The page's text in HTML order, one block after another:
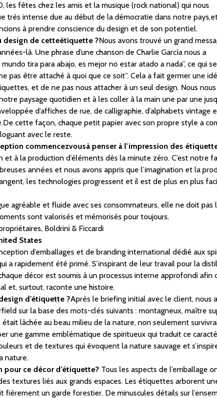
les fêtes chez les amis et la musique (rock national) qui nous
très intense due au début de la démocratie dans notre
à prendre conscience du design et de son potentiel.
design de cetteétiquette ?Nous avons trouvé un grand
là. Une phrase d’une chanson de Charlie García nous a
tira para abajo, es mejor no estar atado a nada”, ce qui
pas être attaché à quoi que ce soit”. Cela a fait germer une
et de ne pas nous attacher à un seul design. Nous
paysage quotidien et à les coller à la main une par une
d’affiches de rue, de calligraphie, d’alphabets vintage
cette façon, chaque petit papier avec son propre style a
avec le reste.
commencezvousà penser à l’impression des
et à la production d’éléments dès la minute zéro. C’est notre
années et nous avons appris que l’imagination et la
les technologies progressent et il est de plus en plus
agréable et fluide avec ses consommateurs, elle ne doit pas
sont valorisés et mémorisés pour toujours.
Boldrini & Ficcardi
States
d’emballages et de branding international dédié aux
a rapidement été primé. S’inspirant de leur travail pour la
décor est soumis à un processus interne approfondi afin
et, surtout, raconte une histoire.
d’étiquette ?Après le briefing initial avec le client, nous
sur la base des mots-clés suivants : montagneux, maître
était lâchée au beau milieu de la nature, non seulement
une gamme emblématique de spiritueux qui traduit ce
et de textures qui évoquent la nature sauvage et
nature.
pour ce décor d’étiquette? Tous les aspects de l’emballage
textures liés aux grands espaces. Les étiquettes arborent
un garde forestier. De minuscules détails sur